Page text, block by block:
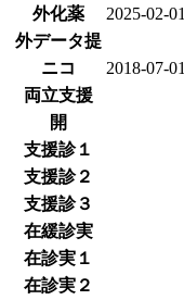
外化薬
2025-02-01
外データ提
ニコ
2018-07-01
両立支援
開
支援診１
支援診２
支援診３
在緩診実
在診実１
在診実２